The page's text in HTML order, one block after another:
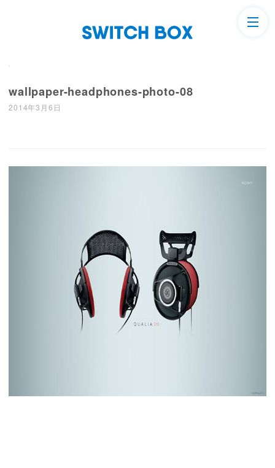
wallpaper-headphones-photo-08
2014年3月6日